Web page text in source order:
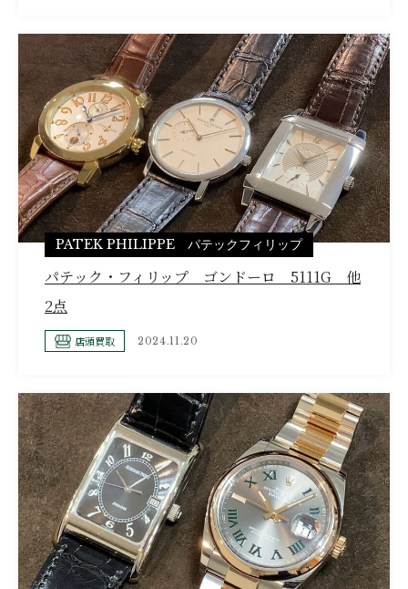
PATEK PHILIPPE パテックフィリップ
パテック・フィリップ ゴンドーロ 5111G 他
2点
店頭買取 2024.11.20